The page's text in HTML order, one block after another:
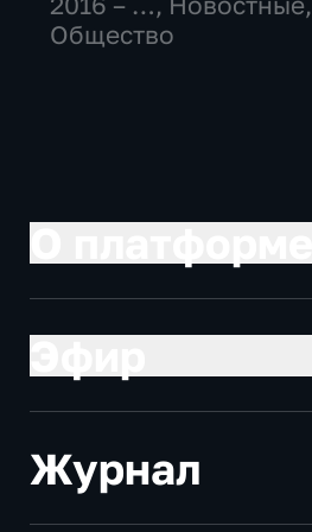
Общество
Журнал